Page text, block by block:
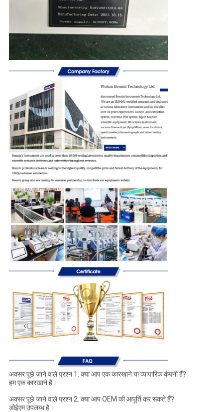
अक्सर पूछे जाने वाले प्रश्न 1. क्या आप एक कारखाने या व्यापारिक कंपनी हैं?
हम एक कारखाने हैं।
अक्सर पूछे जाने वाले प्रश्न 2. क्या आप OEM की आपूर्ति कर सकते हैं?
ओईएम उपलब्ध है।